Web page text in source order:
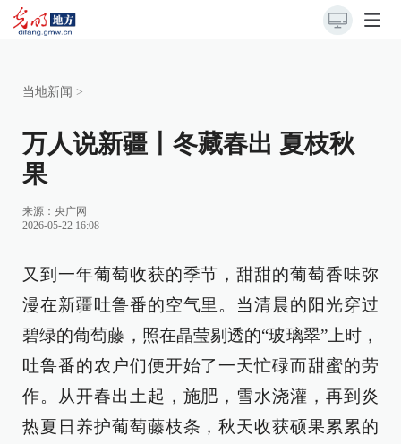
当地新闻 >
万人说新疆丨冬藏春出 夏枝秋
果
来源： 央广网
2026-05-22 16:08
又到一年葡萄收获的季节，甜甜的葡萄香味弥
漫在新疆吐鲁番的空气里。当清晨的阳光穿过
碧绿的葡萄藤，照在晶莹剔透的“玻璃翠”上时，
吐鲁番的农户们便开始了一天忙碌而甜蜜的劳
作。从开春出土起，施肥，雪水浇灌，再到炎
热夏日养护葡萄藤枝条，秋天收获硕果累累的